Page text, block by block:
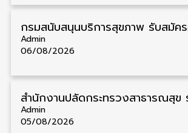
Admin
06/08/2026
Admin
05/08/2026